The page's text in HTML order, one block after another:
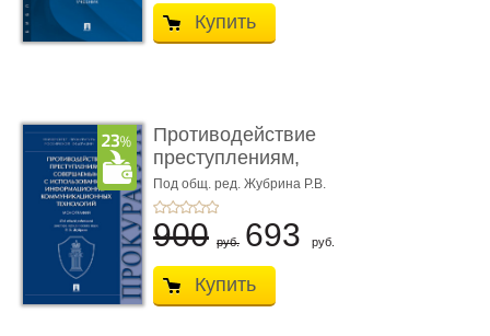
Купить
Противодействие
преступлениям,
совершаемым с ...
Под общ. ред. Жубрина Р.В.
900 руб. 693 руб.
Купить